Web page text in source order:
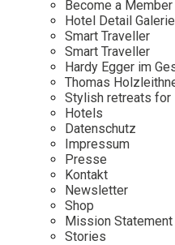
Become a
Hotel Detail Galerie
Smart Traveller
Smart Traveller
Hardy Egger im
Thomas
Stylish retreats
Hotels
Datenschutz
Impressum
Presse
Kontakt
Newsletter
Shop
Mission Statement
Stories